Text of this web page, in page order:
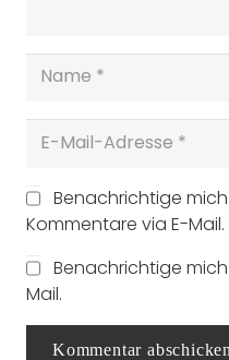
Benachrichtige
Kommentare via E-Mail.
Benachrichtige
Mail.
Kommentar abschicken